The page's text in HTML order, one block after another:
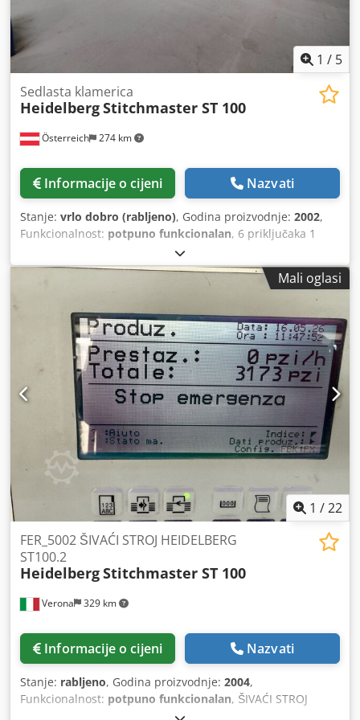
1 / 5
Österreich 274 km
Sedlasta klamerica
HeidelbergStitchmaster ST 100
Informacije o cijeni Nazvati
Stanje: vrlo dobro (rabljeno), Godina proizvodnje: 2002,
Funkcionalnost: potpuno funkcionalan, 6 priključaka 1
ručni priključak 1 priključak za utovar/istovar
Csdjzrvhxopfx Abuorf stezaljka trorezač standardna
Mali oglasi
1 /22
Verona 329 km
FER_5002 ŠIVAĆI STROJ HEIDELBERG
ST100.2
HeidelbergStitchmaster ST 100
Informacije o cijeni Nazvati
Stanje: rabljeno, Godina proizvodnje: 2004,
Funkcionalnost: potpuno funkcionalan, ŠIVAĆI STROJ
HEIDELBERG ST100.2 Godina proizvodnje 2004, rabljen, u